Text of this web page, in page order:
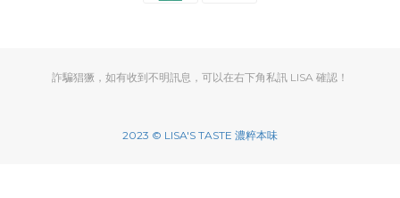
詐騙猖獗，如有收到不明訊息，可以在右下角私訊 LISA 確認！
2023 © LISA'S TASTE 濃粹本味